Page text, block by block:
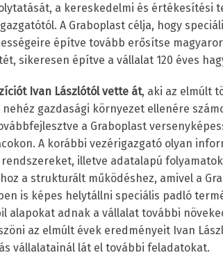
a kereskedelmi és értékesítési
A Graboplast célja, hogy
építve tovább erősítse
sikeresen építve a vállalat 120 éves
Ivan Lászlótól vette át, aki az elmúlt
gazdasági környezet ellenére
a Graboplast
A korábbi vezérigazgató olyan
illetve adatalapú
a strukturált működéshez, amivel a
is képes helytállni speciális padló
alapokat adnak a vállalat további
az elmúlt évek eredményeit Ivan
vállalatainál lát el további feladatokat.